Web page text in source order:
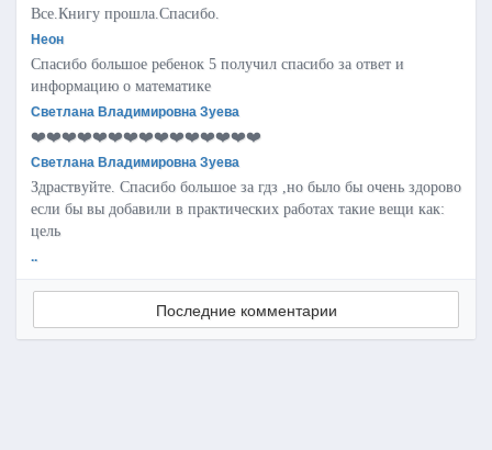
Все.Книгу прошла.Спасибо.
Неон
Спасибо большое ребенок 5 получил спасибо за ответ и
информацию о математике
Светлана Владимировна Зуева
❤️❤️❤️❤️❤️❤️❤️❤️❤️❤️❤️❤️❤️❤️❤️
Светлана Владимировна Зуева
Здраствуйте. Спасибо большое за гдз ,но было бы очень здорово
если бы вы добавили в практических работах такие вещи как:
цель
..
Последние комментарии